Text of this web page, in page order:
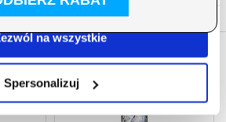
na wszystkie
Spersonalizuj